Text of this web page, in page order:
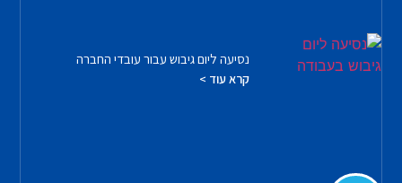
נסיעה ליום גיבוש עבור עובדי החברה
קרא עוד >